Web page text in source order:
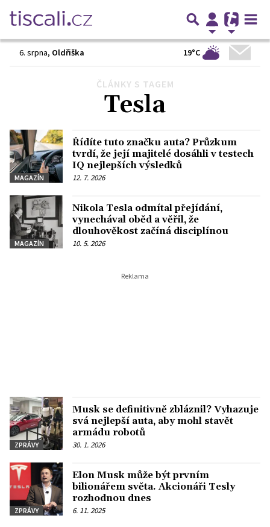
6. srpna, Oldřiška 19°C
ČLÁNKY S TAGEM
Tesla
MAGAZÍN
Řídíte tuto značku auta? Průzkum
tvrdí, že její majitelé dosáhli v testech
IQ nejlepších výsledků
12. 7. 2026
MAGAZÍN
Nikola Tesla odmítal přejídání,
vynechával oběd a věřil, že
dlouhověkost začíná disciplínou
10. 5. 2026
ZPRÁVY
Musk se definitivně zbláznil? Vyhazuje
svá nejlepší auta, aby mohl stavět
armádu robotů
30. 1. 2026
ZPRÁVY
Elon Musk může být prvním
bilionářem světa. Akcionáři Tesly
rozhodnou dnes
6. 11. 2025
4 Další